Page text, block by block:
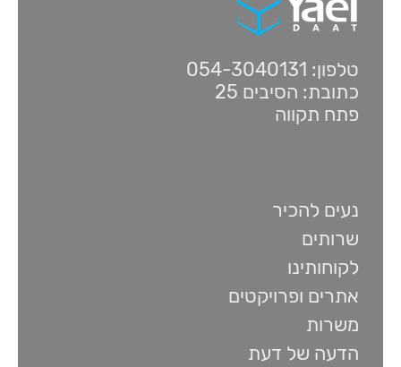
טלפון: 054-3040131
כתובת: הסיבים 25
פתח תקווה
נעים להכיר
שרותים
לקוחותינו
אתרים ופרויקטים
משרות
הדעה של דעת